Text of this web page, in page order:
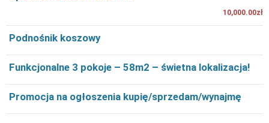
10,000.00zł
Podnośnik koszowy
Funkcjonalne 3 pokoje – 58m2 – świetna lokalizacja!
Promocja na ogłoszenia kupię/sprzedam/wynajmę